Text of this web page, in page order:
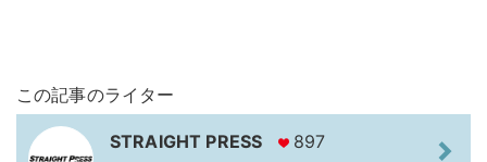
この記事のライター
STRAIGHT PRESS 897